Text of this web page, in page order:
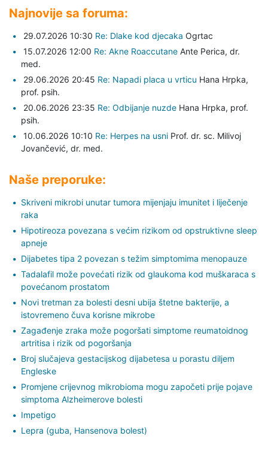
Najnovije sa foruma:
29.07.2026 10:30 Re: Dlake kod djecaka Ogrtac
15.07.2026 12:00 Re: Akne Roaccutane Ante Perica, dr.
med.
29.06.2026 20:45 Re: Napadi placa u vrticu Hana Hrpka,
prof. psih.
20.06.2026 23:35 Re: Odbijanje nuzde Hana Hrpka, prof.
psih.
10.06.2026 10:10 Re: Herpes na usni Prof. dr. sc. Milivoj
Jovančević, dr. med.
Naše preporuke:
Skriveni mikrobi unutar tumora mijenjaju imunitet i liječenje
raka
Hipotireoza povezana s većim rizikom od opstruktivne sleep
apneje
Dijabetes tipa 2 povezan s težim simptomima menopauze
Tadalafil može povećati rizik od glaukoma kod muškaraca s
povećanom prostatom
Novi tretman za bolesti desni ubija štetne bakterije, a
istovremeno čuva korisne mikrobe
Zagađenje zraka može pogoršati simptome reumatoidnog
artritisa i rizik od pogoršanja
Broj slučajeva gestacijskog dijabetesa u porastu diljem
Engleske
Promjene crijevnog mikrobioma mogu započeti prije pojave
simptoma Alzheimerove bolesti
Impetigo
Lepra (guba, Hansenova bolest)